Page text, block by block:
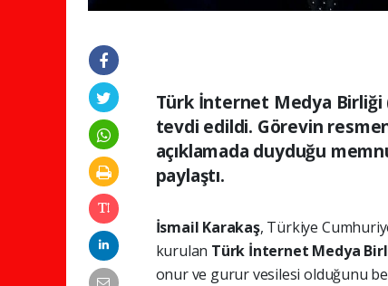
Türk İnternet Medya Birliği
tevdi edildi. Görevin
açıklamada duyduğu
paylaştı.
İsmail Karakaş, Türkiye
kurulan Türk İnternet Medya
onur ve gurur vesilesi olduğunu